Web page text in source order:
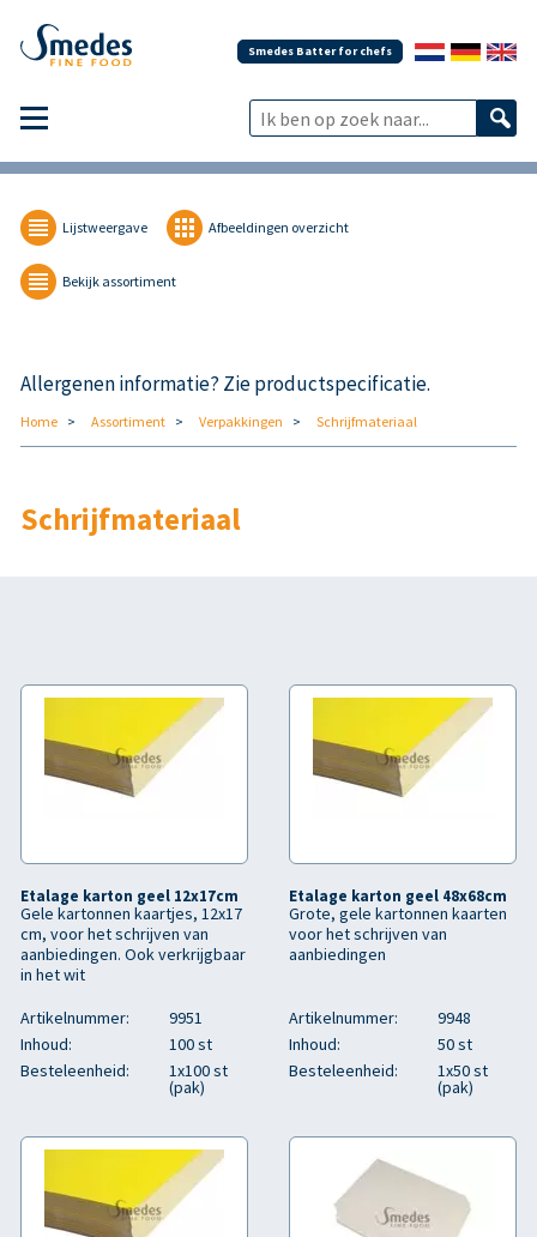
Smedes Batter for chefs
Lijstweergave Afbeeldingen overzicht
Bekijk assortiment
Allergenen informatie? Zie productspecificatie.
Home Assortiment Verpakkingen Schrijfmateriaal
Schrijfmateriaal
Etalage karton geel 12x17cm
Gele kartonnen kaartjes, 12x17
cm, voor het schrijven van
aanbiedingen. Ook verkrijgbaar
in het wit
Artikelnummer:
9951
Inhoud:
100 st
Besteleenheid:
1x100 st
(pak)
Etalage karton geel 48x68cm
Grote, gele kartonnen kaarten
voor het schrijven van
aanbiedingen
Artikelnummer:
9948
Inhoud:
50 st
Besteleenheid:
1x50 st
(pak)